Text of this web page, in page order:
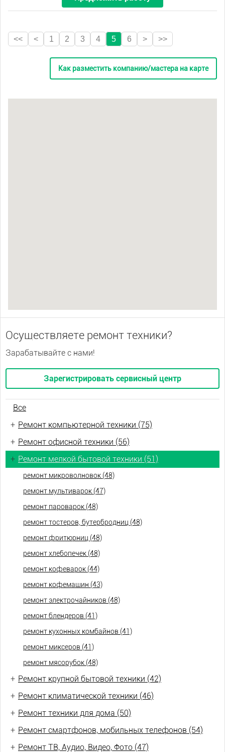
<< < 1 2 3 4 5 6 > >>
Как разместить компанию/мастера на карте
Осуществляете ремонт техники?
Зарабатывайте с нами!
Зарегистрировать сервисный центр
Все
+ Ремонт компьютерной техники (75)
+ Ремонт офисной техники (56)
+ Ремонт мелкой бытовой техники (51)
ремонт микроволновок (48)
ремонт мультиварок (47)
ремонт пароварок (48)
ремонт тостеров, бутербродниц (48)
ремонт фритюрниц (48)
ремонт хлебопечек (48)
ремонт кофеварок (44)
ремонт кофемашин (43)
ремонт электрочайников (48)
ремонт блендеров (41)
ремонт кухонных комбайнов (41)
ремонт миксеров (41)
ремонт мясорубок (48)
+ Ремонт крупной бытовой техники (42)
+ Ремонт климатической техники (46)
+ Ремонт техники для дома (50)
+ Ремонт смартфонов, мобильных телефонов (54)
+ Ремонт ТВ, Аудио, Видео, Фото (47)